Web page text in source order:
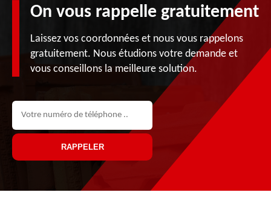
On vous rappelle gratuitement
Laissez vos coordonnées et nous vous rappelons
gratuitement. Nous étudions votre demande et
vous conseillons la meilleure solution.